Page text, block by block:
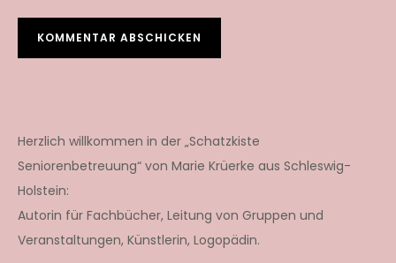
Herzlich willkommen in der „Schatzkiste
Seniorenbetreuung“ von Marie Krüerke aus Schleswig-
Holstein:
Autorin für Fachbücher, Leitung von Gruppen und
Veranstaltungen, Künstlerin, Logopädin.